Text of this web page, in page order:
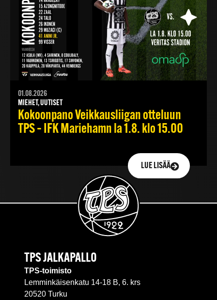
01.08.2026
MIEHET, UUTISET
Kokoonpano Veikkausliigan otteluun
TPS – IFK Mariehamn la 1.8. klo 15.00
LUE LISÄÄ
TPS JALKAPALLO
TPS-toimisto
Lemminkäisenkatu 14-18 B, 6. krs
20520 Turku